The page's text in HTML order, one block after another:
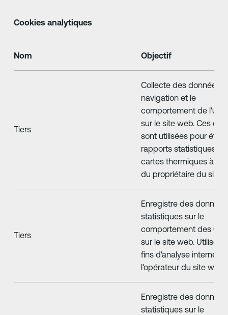
Cookies analytiques
Nom Objectif
Tiers
Collecte des données
navigation et le
comportement de
sur le site web. Ces
sont utilisées pour
rapports statistiques et
cartes thermiques à
du propriétaire du site
Tiers
Enregistre des données
statistiques sur le
comportement des
sur le site web. Utilisé à
fins d'analyse interne
l'opérateur du site web.
Enregistre des données
statistiques sur le